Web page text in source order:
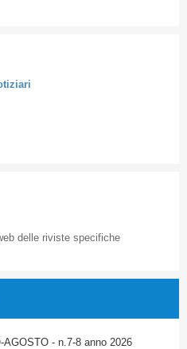
delle riviste specifiche
AGOSTO - n.7-8 anno 2026